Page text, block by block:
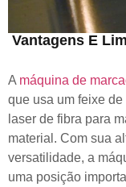
Vantagens E
A máquina de
que usa um feixe
laser de fibra para
material. Com sua
versatilidade, a
uma posição